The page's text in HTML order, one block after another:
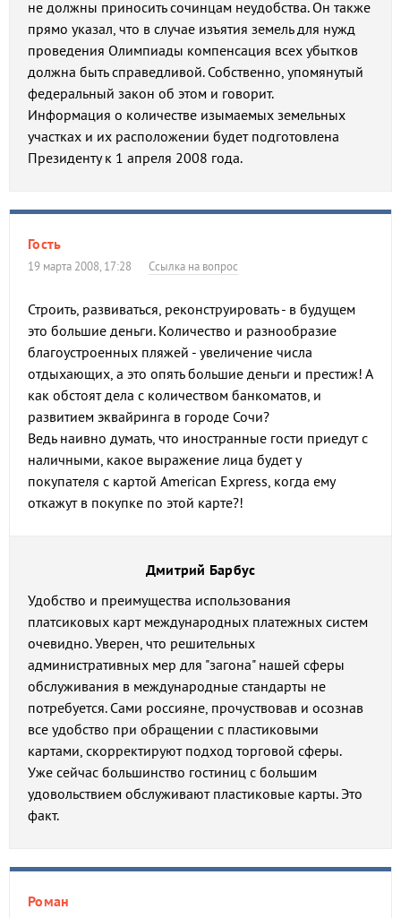
не должны приносить сочинцам неудобства. Он также
прямо указал, что в случае изъятия земель для нужд
проведения Олимпиады компенсация всех убытков
должна быть справедливой. Собственно, упомянутый
федеральный закон об этом и говорит.
Информация о количестве изымаемых земельных
участках и их расположении будет подготовлена
Президенту к 1 апреля 2008 года.
Гость
19 марта 2008, 17:28 Ссылка на вопрос
Строить, развиваться, реконструировать - в будущем
это большие деньги. Количество и разнообразие
благоустроенных пляжей - увеличение числа
отдыхающих, а это опять большие деньги и престиж! А
как обстоят дела с количеством банкоматов, и
развитием эквайринга в городе Сочи?
Ведь наивно думать, что иностранные гости приедут с
наличными, какое выражение лица будет у
покупателя с картой American Express, когда ему
откажут в покупке по этой карте?!
Дмитрий Барбус
Удобство и преимущества использования
платсиковых карт международных платежных систем
очевидно. Уверен, что решительных
административных мер для "загона" нашей сферы
обслуживания в международные стандарты не
потребуется. Сами россияне, прочуствовав и осознав
все удобство при обращении с пластиковыми
картами, скорректируют подход торговой сферы.
Уже сейчас большинство гостиниц с большим
удовольствием обслуживают пластиковые карты. Это
факт.
Роман